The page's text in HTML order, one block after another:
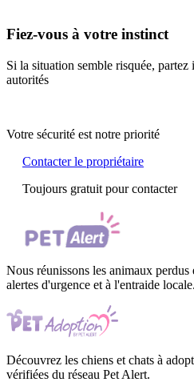
Fiez-vous à votre instinct
Si la situation semble risquée,
autorités
Votre sécurité est notre priorité
Contacter le propriétaire
Toujours gratuit pour contacter
Nous réunissons les animaux
alertes d'urgence et à l'entraide locale.
Découvrez les chiens et chats à
vérifiées du réseau Pet Alert.